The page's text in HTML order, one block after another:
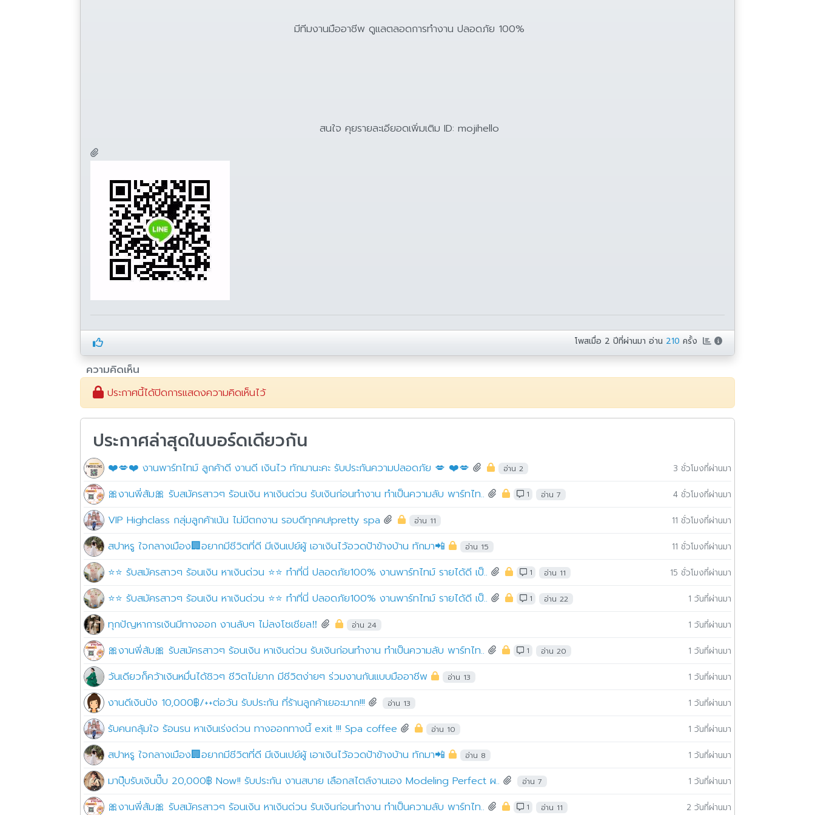
มีทีมงานมืออาชีพ ดูแลตลอดการทำงาน ปลอดภัย 100%
สนใจ คุยรายละเอียอดเพิ่มเติม ID: mojihello
โพสเมื่อ 2 ปีที่ผ่านมา อ่าน 210 ครั้ง
ความคิดเห็น
ประกาศนี้ได้ปิดการแสดงความคิดเห็นไว้
ประกาศล่าสุดในบอร์ดเดียวกัน
❤️💋❤️ งานพาร์ทไทม์ ลูกค้าดี งานดี เงินไว ทักมานะคะ รับประกันความปลอดภัย 💋 ❤️💋 อ่าน 2 3 ชั่วโมงที่ผ่านมา
🎀งานพี่ส้ม🎀 รับสมัครสาวๆ ร้อนเงิน หาเงินด่วน รับเงินก่อนทำงาน ทำเป็นความลับ พาร์ทไท.. 1 อ่าน 7 4 ชั่วโมงที่ผ่านมา
VIP Highclass กลุ่มลูกค้าเน้น ไม่มีตกงาน รอบดีทุกคน!pretty spa อ่าน 11 11 ชั่วโมงที่ผ่านมา
สปาหรู ใจกลางเมือง🏢อยากมีชีวิตที่ดี มีเงินเปย์ผู้ เอาเงินไว้อวดป้าข้างบ้าน ทักมา📲 อ่าน 15 11 ชั่วโมงที่ผ่านมา
⭐⭐ รับสมัครสาวๆ ร้อนเงิน หาเงินด่วน ⭐⭐ ทำที่นี่ ปลอดภัย100% งานพาร์ทไทม์ รายได้ดี เป็.. 1 อ่าน 11 15 ชั่วโมงที่ผ่านมา
⭐⭐ รับสมัครสาวๆ ร้อนเงิน หาเงินด่วน ⭐⭐ ทำที่นี่ ปลอดภัย100% งานพาร์ทไทม์ รายได้ดี เป็.. 1 อ่าน 22 1 วันที่ผ่านมา
ทุกปัญหาการเงินมีทางออก งานลับๆ ไม่ลงโซเชียล‼️ อ่าน 24 1 วันที่ผ่านมา
🎀งานพี่ส้ม🎀 รับสมัครสาวๆ ร้อนเงิน หาเงินด่วน รับเงินก่อนทำงาน ทำเป็นความลับ พาร์ทไท.. 1 อ่าน 20 1 วันที่ผ่านมา
วันเดียวก็คว้าเงินหมื่นได้ชิวๆ ชีวิตไม่ยาก มีชีวิตง่ายๆ ร่วมงานกันแบบมืออาชีพ อ่าน 13 1 วันที่ผ่านมา
งานดีเงินปัง 10,000฿/++ต่อวัน รับประกัน ที่ร้านลูกค้าเยอะมาก!!! อ่าน 13 1 วันที่ผ่านมา
รับคนกลุ้มใจ ร้อนรน หาเงินเร่งด่วน ทางออกทางนี้ exit !!! Spa coffee อ่าน 10 1 วันที่ผ่านมา
สปาหรู ใจกลางเมือง🏢อยากมีชีวิตที่ดี มีเงินเปย์ผู้ เอาเงินไว้อวดป้าข้างบ้าน ทักมา📲 อ่าน 8 1 วันที่ผ่านมา
มาปุ๊บรับเงินปั๊บ 20,000฿ Now!! รับประกัน งานสบาย เลือกสไตล์งานเอง Modeling Perfect ผ.. อ่าน 7 1 วันที่ผ่านมา
🎀งานพี่ส้ม🎀 รับสมัครสาวๆ ร้อนเงิน หาเงินด่วน รับเงินก่อนทำงาน ทำเป็นความลับ พาร์ทไท.. 1 อ่าน 11 2 วันที่ผ่านมา